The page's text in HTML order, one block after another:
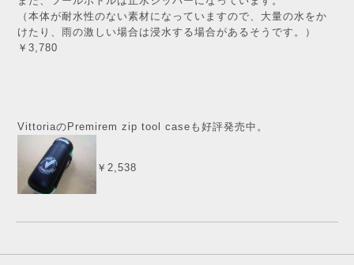
（本体が耐水性のない素材になっていますので、大量の水をか
けたり、雨の激しい場合は浸水する場合があるそうです。）
￥3,780
VittoriaのPremirem zip tool caseも好評発売中。
￥2,538